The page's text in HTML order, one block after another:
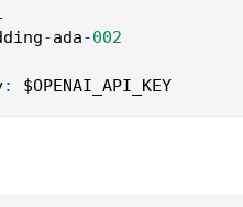
-ada-002
: $OPENAI_API_KEY